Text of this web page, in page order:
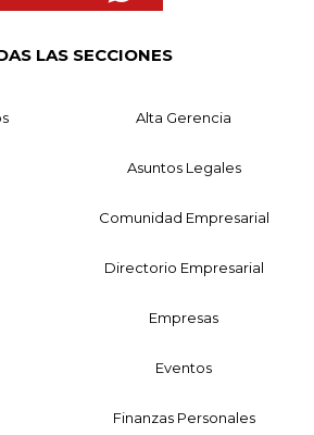
LAS SECCIONES
Alta Gerencia
Asuntos Legales
Comunidad Empresarial
Directorio Empresarial
Empresas
Eventos
Finanzas Personales